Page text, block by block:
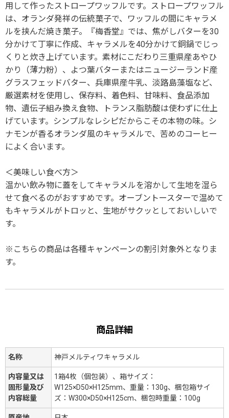
用して作ったストロープワッフルです。ストロープワッフル
は、オランダ発祥の伝統菓子で、ワッフルの間にキャラメ
ルを挟んだ焼き菓子。『梅香堂』では、焦がしバターを30
分かけて丁寧に作成、キャラメルを40分かけて銅鍋でじっ
くりと炊き上げています。素材にこだわり三重県産あやひ
かり（薄力粉）、よつ葉バターまたはニュージーランド産
グラスフェッドバター、兵庫県産牛乳、淡路島藻塩など、
厳選素材を使用し、保存料、着色料、甘味料、食品添加
物、遺伝子組み換え食物、トランス脂肪酸は使わずに仕上
げています。シンプルなレシピだからこその本物の味。シ
ナモンが香るオランダ風のキャラメルで、苦めのコーヒー
によく合います。
＜美味しい食べ方＞
温かい飲み物に蓋をしてキャラメルを溶かして生地を湿ら
せて食べるのがおすすめです。オーブントースターで温めて
もキャラメルがトロッと、生地がサクッとしておいしいで
す。
※こちらの商品は各種キャンペーンの割引対象外となりま
す。
商品詳細
名称 神戸メルティワキャラメル
内容量又は
固形量及び
内容総量
1箱4枚（個包装）、箱サイズ：
W125×D50×H125mm、重量：130g、梱包箱サイ
ズ：W300×D50×H125cm、梱包時重量：100g